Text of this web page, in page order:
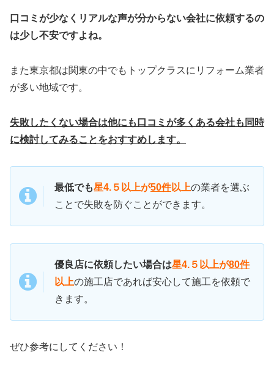
口コミが少なくリアルな声が分からない会社に依頼するの
は少し不安ですよね。
また東京都は関東の中でもトップクラスにリフォーム業者
が多い地域です。
失敗したくない場合は他にも口コミが多くある会社も同時
に検討してみることをおすすめします。
最低でも星4.５以上が50件以上の業者を選ぶ
ことで失敗を防ぐことができます。
優良店に依頼したい場合は星4.５以上が80件
以上の施工店であれば安心して施工を依頼で
きます。
ぜひ参考にしてください！